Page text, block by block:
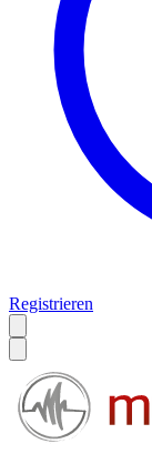
Registrieren